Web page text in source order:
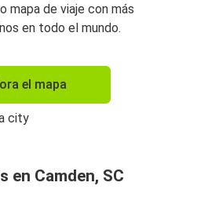
mapa de viaje con más
en todo el mundo.
el mapa
en Camden, SC